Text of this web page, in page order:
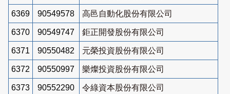
6369 90549578 高邑自動化股份有限公司
6370 90549747 鉅正開發股份有限公司
6371 90550482 元榮投資股份有限公司
6372 90550997 樂燦投資股份有限公司
6373 90552290 令綠資本股份有限公司